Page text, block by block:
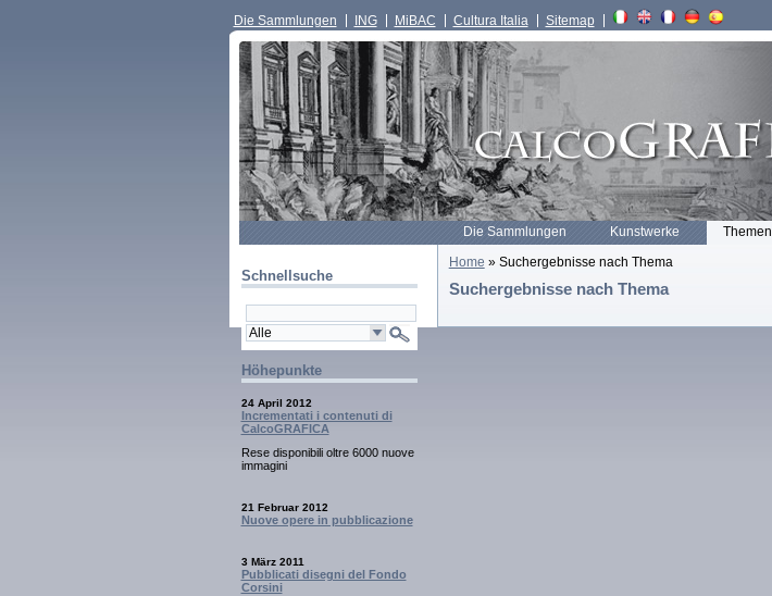
Die Sammlungen ING MiBAC Cultura Italia Sitemap
Die Sammlungen Kunstwerke Themen
Schnellsuche
Höhepunkte
24 April 2012
Incrementati i contenuti di
CalcoGRAFICA
Rese disponibili oltre 6000 nuove
immagini
21 Februar 2012
Nuove opere in pubblicazione
3 März 2011
Pubblicati disegni del Fondo
Corsini
Home » Suchergebnisse nach Thema
Suchergebnisse nach Thema